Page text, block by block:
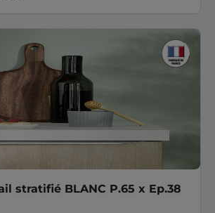
stratifié BLANC P.65 x Ep.38